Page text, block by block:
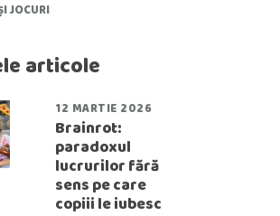
JOCURI
articole
12 MARTIE 2026
Brainrot:
paradoxul
lucrurilor fără
sens pe care
copiii le iubesc